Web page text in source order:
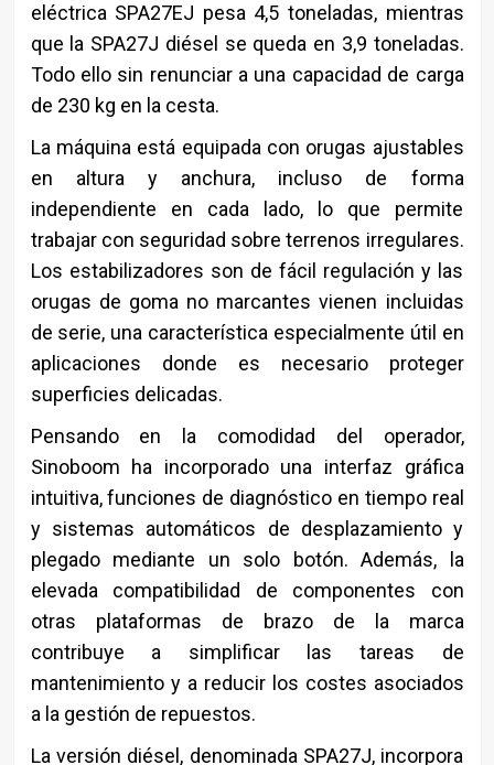
eléctrica SPA27EJ pesa 4,5 toneladas, mientras
que la SPA27J diésel se queda en 3,9 toneladas.
Todo ello sin renunciar a una capacidad de carga
de 230 kg en la cesta.
La máquina está equipada con orugas ajustables
en altura y anchura, incluso de forma
independiente en cada lado, lo que permite
trabajar con seguridad sobre terrenos irregulares.
Los estabilizadores son de fácil regulación y las
orugas de goma no marcantes vienen incluidas
de serie, una característica especialmente útil en
aplicaciones donde es necesario proteger
superficies delicadas.
Pensando en la comodidad del operador,
Sinoboom ha incorporado una interfaz gráfica
intuitiva, funciones de diagnóstico en tiempo real
y sistemas automáticos de desplazamiento y
plegado mediante un solo botón. Además, la
elevada compatibilidad de componentes con
otras plataformas de brazo de la marca
contribuye a simplificar las tareas de
mantenimiento y a reducir los costes asociados
a la gestión de repuestos.
La versión diésel, denominada SPA27J, incorpora